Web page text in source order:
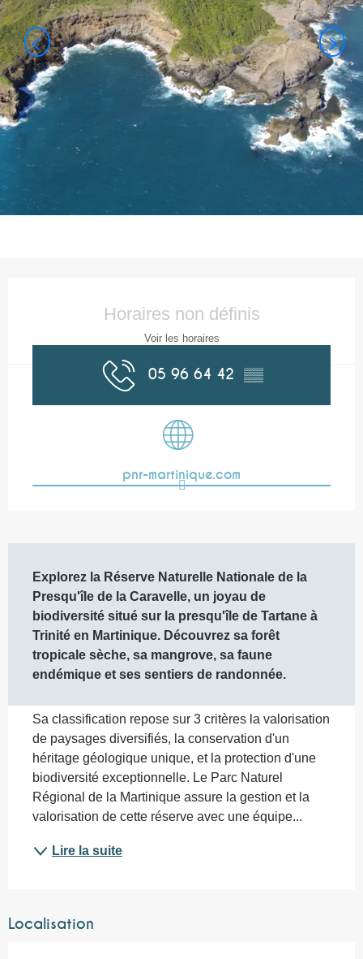
Horaires non définis
Voir les horaires
05 96 64 42 ▒▒
pnr-martinique.com
Explorez la Réserve Naturelle Nationale de la
Presqu'île de la Caravelle, un joyau de
biodiversité situé sur la presqu'île de Tartane à
Trinité en Martinique. Découvrez sa forêt
tropicale sèche, sa mangrove, sa faune
endémique et ses sentiers de randonnée.
Sa classification repose sur 3 critères la valorisation
de paysages diversifiés, la conservation d'un
héritage géologique unique, et la protection d'une
biodiversité exceptionnelle. Le Parc Naturel
Régional de la Martinique assure la gestion et la
valorisation de cette réserve avec une équipe...
Lire la suite
Localisation